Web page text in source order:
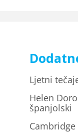
Ljetni
Helen
španjolski
Cambridge